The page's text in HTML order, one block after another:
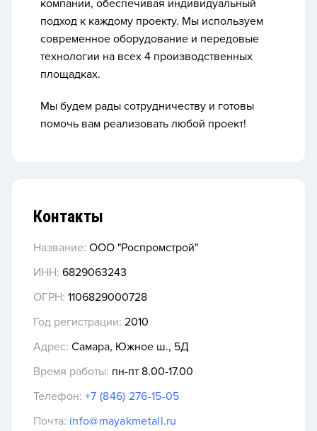
компании, обеспечивая индивидуальный
подход к каждому проекту. Мы используем
современное оборудование и передовые
технологии на всех 4 производственных
площадках.
Мы будем рады сотрудничеству и готовы
помочь вам реализовать любой проект!
Контакты
Название: ООО "Роспромстрой"
ИНН: 6829063243
ОГРН: 1106829000728
Год регистрации: 2010
Адрес: Самара, Южное ш., 5Д
Время работы: пн-пт 8.00-17.00
Телефон: +7 (846) 276-15-05
Почта: info@mayakmetall.ru